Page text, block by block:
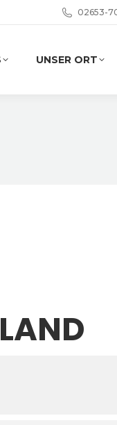
02653-
UNSER ORT